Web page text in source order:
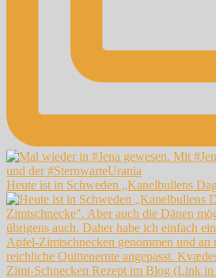
Heute ist in Schweden „Kanelbullens